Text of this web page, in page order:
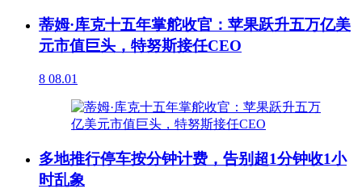
蒂姆·库克十五年掌舵收官：苹果跃升五万亿美
元市值巨头，特努斯接任CEO
8 08.01
多地推行停车按分钟计费，告别超1分钟收1小
时乱象